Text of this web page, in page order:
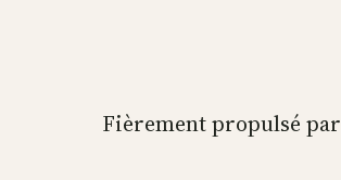
Fièrement propulsé par